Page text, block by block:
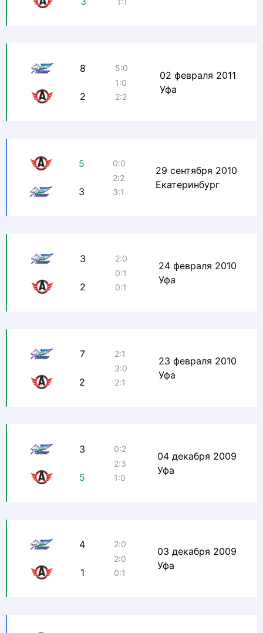
8
2
5:0
1:0
2:2
02 февраля 2011
Уфа
5
3
0:0
2:2
3:1
29 сентября 2010
Екатеринбург
3
2
2:0
0:1
0:1
24 февраля 2010
Уфа
7
2
2:1
3:0
2:1
23 февраля 2010
Уфа
3
5
0:2
2:3
1:0
04 декабря 2009
Уфа
4
1
2:0
2:0
0:1
03 декабря 2009
Уфа